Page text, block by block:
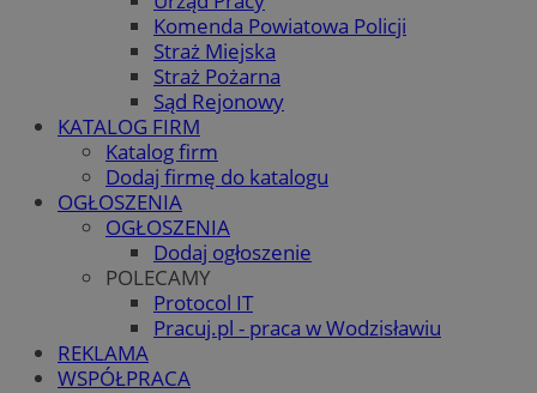
Komenda Powiatowa Policji
Straż Miejska
Straż Pożarna
Sąd Rejonowy
KATALOG FIRM
Katalog firm
Dodaj firmę do katalogu
OGŁOSZENIA
OGŁOSZENIA
Dodaj ogłoszenie
POLECAMY
Protocol IT
Pracuj.pl - praca w Wodzisławiu
REKLAMA
WSPÓŁPRACA